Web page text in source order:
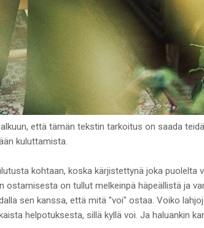
että tämän tekstin tarkoitus on saada
kuluttamista.
kohtaan, koska kärjistettynä joka puolelta
on tullut melkeinpä häpeällistä ja
sen kanssa, että mitä "voi" ostaa. Voiko
helpotuksesta, sillä kyllä voi. Ja haluankin